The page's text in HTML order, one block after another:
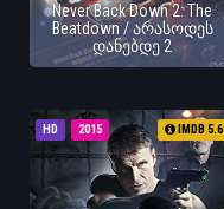
Never Back Down 2: The
Beatdown / არასოდეს
დანებდე 2
HD 2015 IMDB 5.6